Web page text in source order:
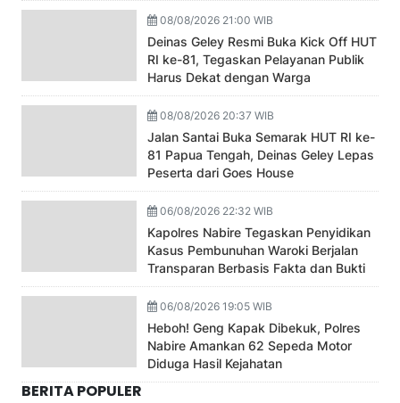
08/08/2026 21:00 WIB
Deinas Geley Resmi Buka Kick Off HUT
RI ke-81, Tegaskan Pelayanan Publik
Harus Dekat dengan Warga
08/08/2026 20:37 WIB
Jalan Santai Buka Semarak HUT RI ke-
81 Papua Tengah, Deinas Geley Lepas
Peserta dari Goes House
06/08/2026 22:32 WIB
Kapolres Nabire Tegaskan Penyidikan
Kasus Pembunuhan Waroki Berjalan
Transparan Berbasis Fakta dan Bukti
06/08/2026 19:05 WIB
Heboh! Geng Kapak Dibekuk, Polres
Nabire Amankan 62 Sepeda Motor
Diduga Hasil Kejahatan
BERITA POPULER